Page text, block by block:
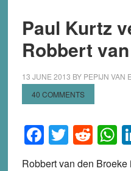
Paul Kurtz
Robbert
13 JUNE 2013 BY PEPIJN VAN
40 COMMENTS
Facebook
Twitter
Robbert van den